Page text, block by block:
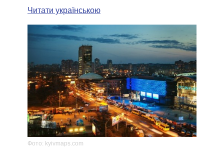
Читати українською
Фото: kyivmaps.com